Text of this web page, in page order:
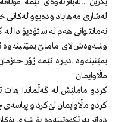
له‌شاری مه‌هاباد وده‌بوو له‌كاتی
نه‌مانتوانی هه‌م له‌ ستۆدیۆدا
وشه‌وه‌ش لای ماملێ‌
بمێنینه‌وه‌ .دیاره‌ ئێمه‌ زۆر
ماڵاوایمان
كردو ماملێش له‌ گه‌ڵماندا هات تا
كردو ماڵاوایمان لێ‌كرد و